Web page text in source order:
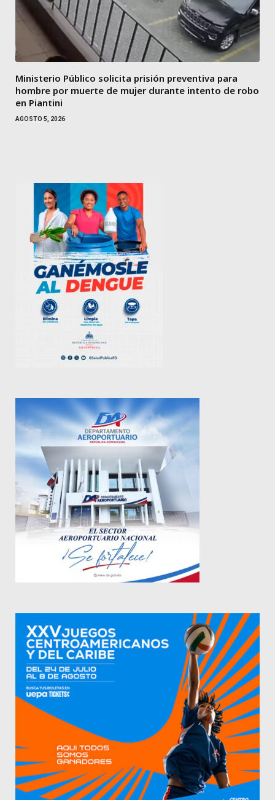
Ministerio Público solicita prisión preventiva para
hombre por muerte de mujer durante intento de robo
en Piantini
AGOSTO 5, 2026